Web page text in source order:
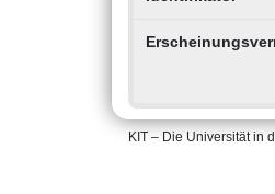
KIT – Die Universität in